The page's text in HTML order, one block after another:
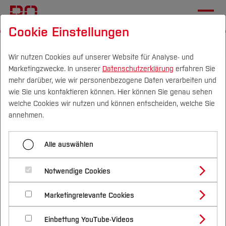
Campus Personen DE|EN Quicklinks
Studium
Studienangebote
Bachelorstudiengänge
Masterstudiengänge
Vor dem Studium
Bewerben & Einschreiben
Bewerbungsportal
Im Studium
Studienbüros und Prüfungen
Nach dem Studium
Forschung & Transfer
Profil
Forschungs- und Transferprofil
Schwerpunkte (FuT)
Beratung & Förderung
Nachhaltigkeit
Nachhaltigkeit studieren
International
Nachhaltige Entwicklung
für ein besseres Morgen
studieren
01.08.2025 Magazin
An innovativen Lösungen für
Umwelt, Wirtschaft und
Gesellschaft arbeiten.
Cookie Einstellungen
Wir nutzen Cookies auf unserer Website für Analyse- und
Marketingzwecke. In unserer Datenschutzerklärung erfahren Sie
mehr darüber, wie wir personenbezogene Daten verarbeiten und
wie Sie uns kontaktieren können. Hier können Sie genau sehen
welche Cookies wir nutzen und können entscheiden, welche Sie
annehmen.
Alle auswählen
Notwendige Cookies
Marketingrelevante Cookies
Einbettung YouTube-Videos